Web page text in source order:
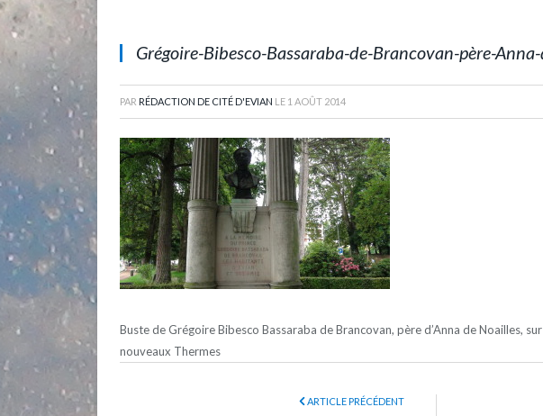
Grégoire-Bibesco-Bassaraba-de-Brancovan-père-
PAR RÉDACTION DE CITÉ D'EVIAN LE 1 AOÛT 2014
Buste de Grégoire Bibesco Bassaraba de Brancovan, père d’Anna de Noailles,
nouveaux Thermes
ARTICLE PRÉCÉDENT